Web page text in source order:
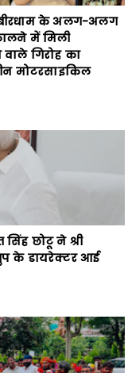
गिरोह का
मोटरसाइकिल
छोटू ने श्री
के डायरेक्टर आई